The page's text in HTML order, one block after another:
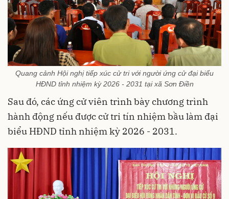
Quang cảnh Hội nghị tiếp xúc cử tri với người ứng cử đại biểu
HĐND tỉnh nhiệm kỳ 2026 - 2031 tại xã Sơn Điền
Sau đó, các ứng cử viên trình bày chương trình
hành động nếu được cử tri tín nhiệm bầu làm đại
biểu HĐND tỉnh nhiệm kỳ 2026 - 2031.